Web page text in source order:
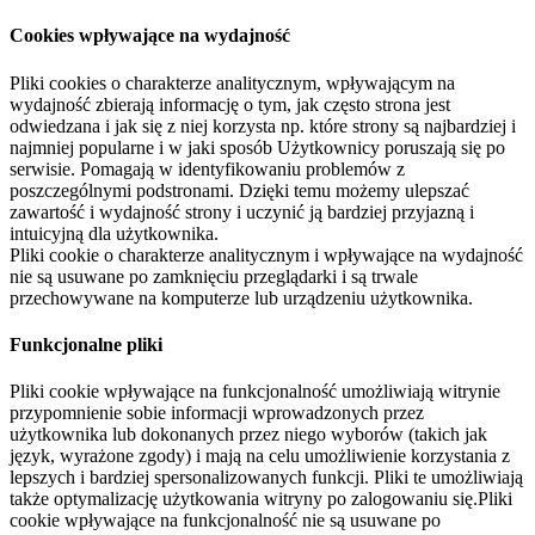
Cookies wpływające na wydajność
Pliki cookies o charakterze analitycznym, wpływającym na
wydajność zbierają informację o tym, jak często strona jest
odwiedzana i jak się z niej korzysta np. które strony są najbardziej i
najmniej popularne i w jaki sposób Użytkownicy poruszają się po
serwisie. Pomagają w identyfikowaniu problemów z
poszczególnymi podstronami. Dzięki temu możemy ulepszać
zawartość i wydajność strony i uczynić ją bardziej przyjazną i
intuicyjną dla użytkownika.
Pliki cookie o charakterze analitycznym i wpływające na wydajność
nie są usuwane po zamknięciu przeglądarki i są trwale
przechowywane na komputerze lub urządzeniu użytkownika.
Funkcjonalne pliki
Pliki cookie wpływające na funkcjonalność umożliwiają witrynie
przypomnienie sobie informacji wprowadzonych przez
użytkownika lub dokonanych przez niego wyborów (takich jak
język, wyrażone zgody) i mają na celu umożliwienie korzystania z
lepszych i bardziej spersonalizowanych funkcji. Pliki te umożliwiają
także optymalizację użytkowania witryny po zalogowaniu się.Pliki
cookie wpływające na funkcjonalność nie są usuwane po